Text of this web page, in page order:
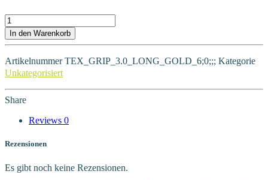
Produkt Menge
In den Warenkorb
Artikelnummer TEX_GRIP_3.0_LONG_GOLD_6;0;;; Kategorie
Unkategorisiert
Share
Reviews 0
Rezensionen
Es gibt noch keine Rezensionen.